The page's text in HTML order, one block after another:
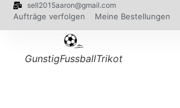
sell2015aaron@gmail.com
Aufträge verfolgen Meine Bestellungen
GunstigFussballTrikot